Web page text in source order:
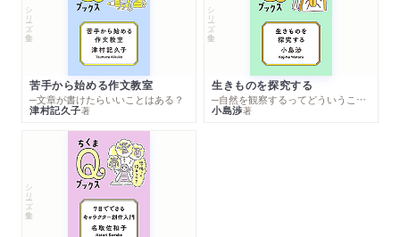
シリーズ・全集
苦手から始める作文教室
─文章が書けたらいいことはある？
津村記久子著
シリーズ・全集
生きものを探究する
─自然を観察するってどういうこと？
小島渉著
シリーズ・全集